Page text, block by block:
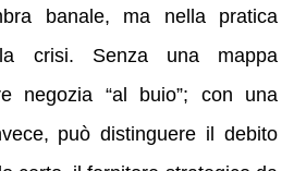
banale, ma nella pratica
crisi. Senza una mappa
negozia “al buio”; con una
può distinguere il debito